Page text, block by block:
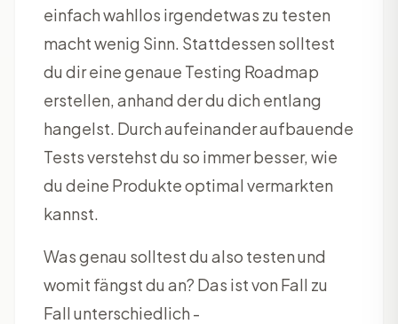
einfach wahllos irgendetwas zu testen
macht wenig Sinn. Stattdessen solltest
du dir eine genaue Testing Roadmap
erstellen, anhand der du dich entlang
hangelst. Durch aufeinander aufbauende
Tests verstehst du so immer besser, wie
du deine Produkte optimal vermarkten
kannst.
Was genau solltest du also testen und
womit fängst du an? Das ist von Fall zu
Fall unterschiedlich -